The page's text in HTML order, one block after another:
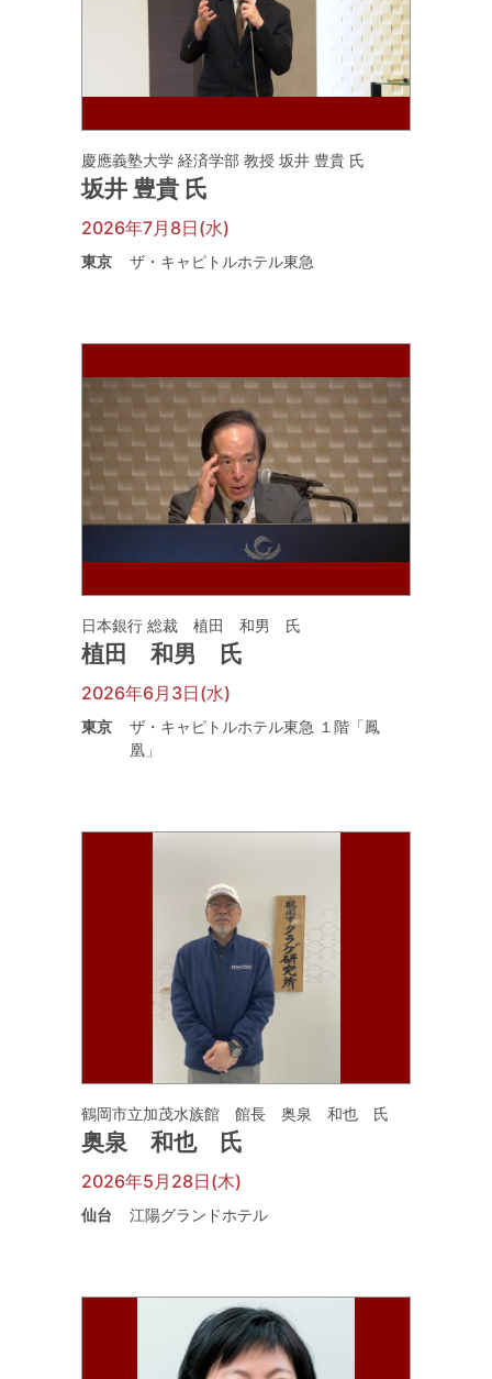
慶應義塾大学 経済学部 教授 坂井 豊貴 氏
坂井 豊貴 氏
2026年7月8日(水)
東京 ザ・キャピトルホテル東急
日本銀行 総裁 植田 和男 氏
植田 和男 氏
2026年6月3日(水)
東京
ザ・キャピトルホテル東急 １階「鳳
凰」
鶴岡市立加茂水族館 館長 奥泉 和也 氏
奥泉 和也 氏
2026年5月28日(木)
仙台 江陽グランドホテル